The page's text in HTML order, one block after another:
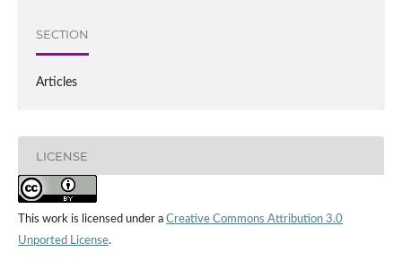
SECTION
Articles
LICENSE
This work is licensed under a Creative Commons Attribution 3.0
Unported License.